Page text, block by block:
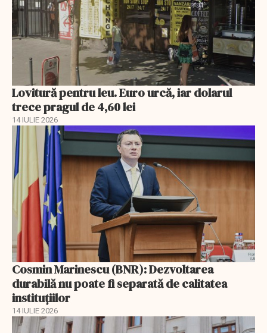
Lovitură pentru leu. Euro urcă, iar dolarul
trece pragul de 4,60 lei
14 IULIE 2026
Cosmin Marinescu (BNR): Dezvoltarea
durabilă nu poate fi separată de calitatea
instituțiilor
14 IULIE 2026
EXCLUSIV